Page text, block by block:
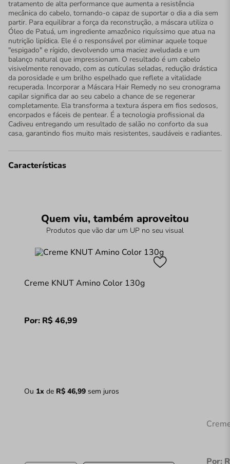
tratamento de alta performance que aumenta a resistência
mecânica do cabelo, tornando-o capaz de suportar o dia a dia sem
partir. Para equilibrar a força da reconstrução, a máscara utiliza o
Óleo de Patuá, um ingrediente amazônico riquíssimo que atua na
nutrição lipídica. Ele é o responsável por eliminar aquele toque
"espigado" e rígido, devolvendo uma maciez aveludada e um
balanço natural que impressionam. O resultado é um cabelo
visivelmente renovado, com as cutículas seladas, redução drástica
da porosidade e um brilho espelhado que reflete a vitalidade
recuperada. Incorporar a Máscara Hair Remedy no seu cronograma
capilar significa dar ao seu cabelo a chance de se regenerar
completamente. Ela transforma a textura áspera em fios sedosos,
encorpados e fáceis de pentear. É a tecnologia profissional da
Cadiveu entregando um resultado de salão no conforto da sua
casa, garantindo fios muito mais resistentes, saudáveis e radiantes.
Características
Quem viu, também aproveitou
Produtos que vão dar um UP no seu visual
Creme KNUT Amino Color 130g
Por: R$46,99
Ou 1x de R$ 46,99sem juros
Por: